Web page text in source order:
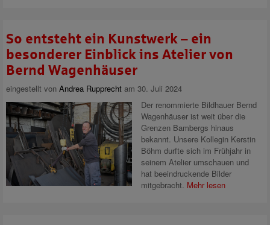
So entsteht ein Kunstwerk – ein
besonderer Einblick ins Atelier von
Bernd Wagenhäuser
eingestellt von Andrea Rupprecht am 30. Juli 2024
Der renommierte Bildhauer Bernd
Wagenhäuser ist weit über die
Grenzen Bambergs hinaus
bekannt. Unsere Kollegin Kerstin
Böhm durfte sich im Frühjahr in
seinem Atelier umschauen und
hat beeindruckende Bilder
mitgebracht. Mehr lesen